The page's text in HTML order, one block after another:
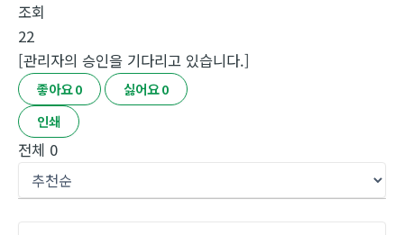
조회
22
[관리자의 승인을 기다리고 있습니다.]
좋아요0 싫어요0
인쇄
전체 0